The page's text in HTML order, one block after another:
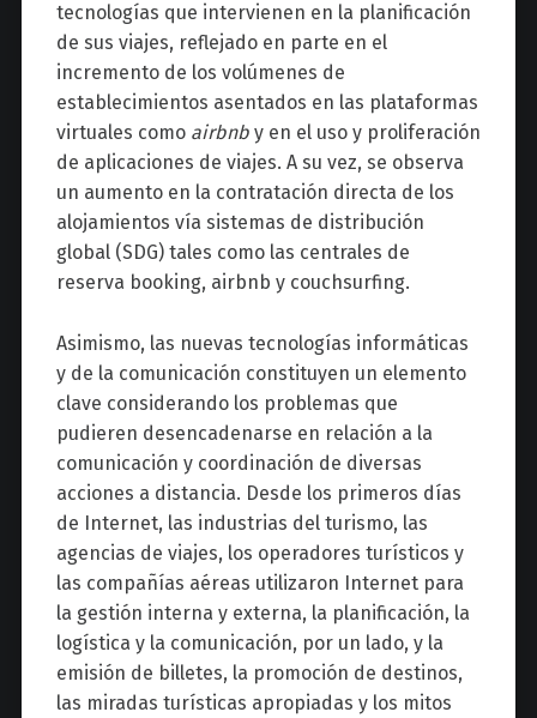
tecnologías que intervienen en la planificación
de sus viajes, reflejado en parte en el
incremento de los volúmenes de
establecimientos asentados en las plataformas
virtuales como airbnb y en el uso y proliferación
de aplicaciones de viajes. A su vez, se observa
un aumento en la contratación directa de los
alojamientos vía sistemas de distribución
global (SDG) tales como las centrales de
reserva booking, airbnb y couchsurfing.
Asimismo, las nuevas tecnologías informáticas
y de la comunicación constituyen un elemento
clave considerando los problemas que
pudieren desencadenarse en relación a la
comunicación y coordinación de diversas
acciones a distancia. Desde los primeros días
de Internet, las industrias del turismo, las
agencias de viajes, los operadores turísticos y
las compañías aéreas utilizaron Internet para
la gestión interna y externa, la planificación, la
logística y la comunicación, por un lado, y la
emisión de billetes, la promoción de destinos,
las miradas turísticas apropiadas y los mitos